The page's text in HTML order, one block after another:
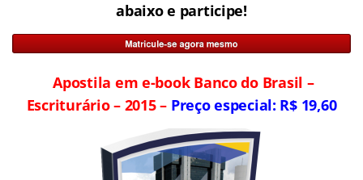
abaixo e participe!
Apostila em e-book Banco do Brasil –
Escriturário – 2015 – Preço especial: R$ 19,60